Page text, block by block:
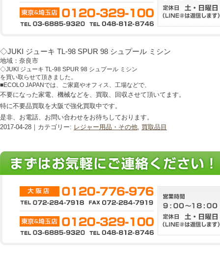
◇JUKI ジューキ TL-98 SPUR 98 シュプール ミシン
地域：奈良市
◇JUKI ジューキ TL-98 SPUR 98 シュプール ミシン
を買い取らせて頂きました。
■ECOLO JAPANでは、ご家庭やオフィス、工場などで、
不要になった家電、機械などを、買取、回収させて頂いてます。
特に不要品買取を大阪で強化買取中です。
是非、お電話、お問い合わせをお待ちしております。
2017-04-28｜カテゴリー: レジャー用品・その他, 買取品目